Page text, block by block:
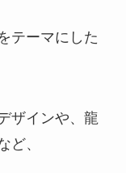
テーマにした
ザインや、龍
ど、